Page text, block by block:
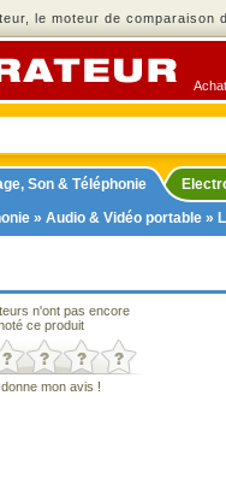
le moteur de comparaison
Son & Téléphonie
» Audio & Vidéo portable »
n'ont pas encore
ce produit
mon avis !